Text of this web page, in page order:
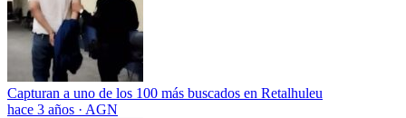
Capturan a uno de los 100 más buscados en Retalhuleu
hace 3 años · AGN